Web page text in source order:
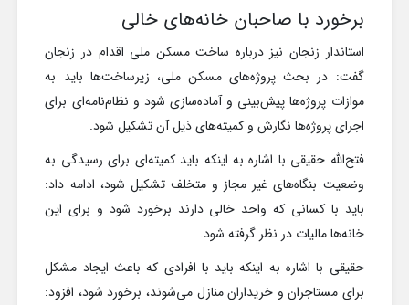
برخورد با صاحبان خانه‌های خالی
استاندار زنجان نیز درباره ساخت مسکن ملی اقدام در زنجان
گفت: در بحث پروژه‌های مسکن ملی، زیرساخت‌ها باید به
موازات پروژه‌ها پیش‌بینی و آماده‌سازی شود و نظام‌نامه‌ای برای
اجرای پروژه‌ها نگارش و کمیته‌های ذیل آن تشکیل شود.
فتح‌الله حقیقی با اشاره به اینکه باید کمیته‌ای برای رسیدگی به
وضعیت بنگاه‌‌های غیر مجاز و متخلف تشکیل شود، ادامه داد:
باید با کسانی که واحد خالی دارند برخورد شود و برای این
خانه‌ها مالیات در نظر گرفته شود.
حقیقی با اشاره به اینکه باید با افرادی که باعث ایجاد مشکل
برای مستاجران و خریداران منازل می‌شوند، برخورد شود، افزود: